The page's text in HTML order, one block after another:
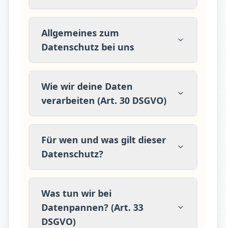
Allgemeines zum
Datenschutz bei uns
Wie wir deine Daten
verarbeiten (Art. 30 DSGVO)
Für wen und was gilt dieser
Datenschutz?
Was tun wir bei
Datenpannen? (Art. 33
DSGVO)